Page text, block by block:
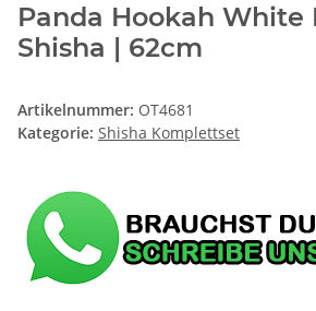
Panda Hookah White
Shisha | 62cm
Artikelnummer: OT4681
Kategorie: Shisha Komplettset